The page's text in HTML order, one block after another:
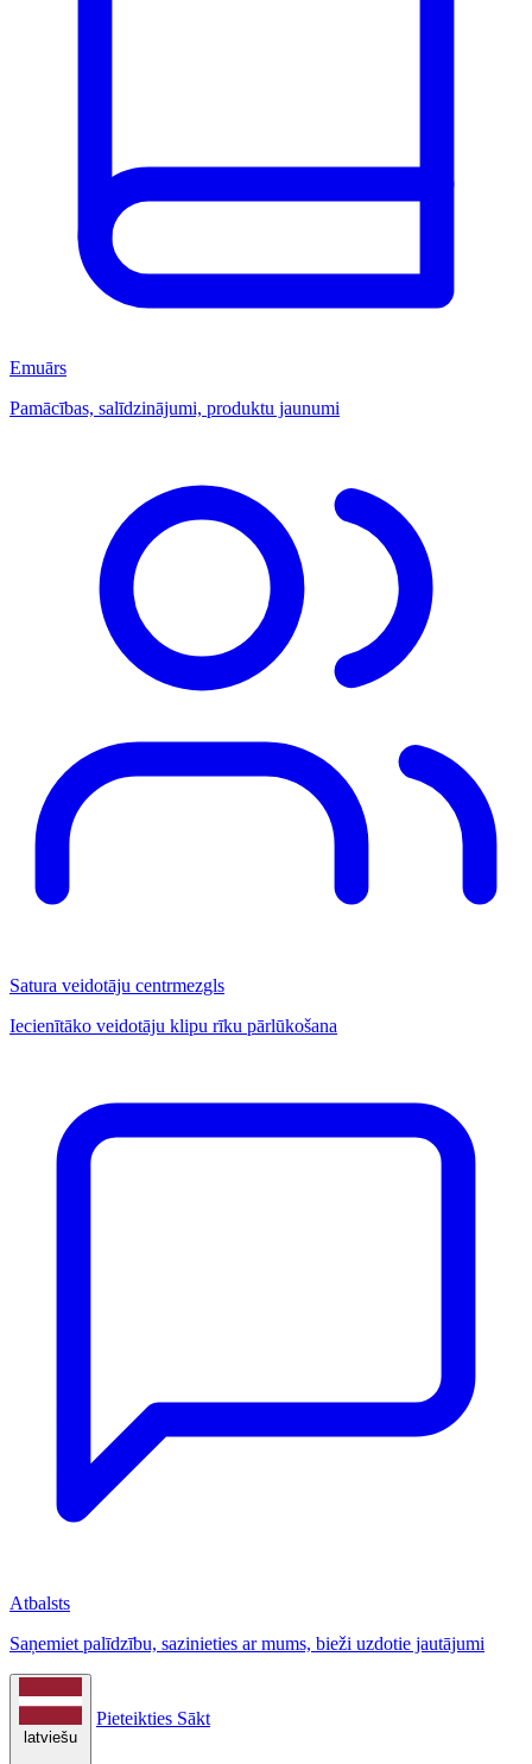
Emuārs
Pamācības, salīdzinājumi, produktu jaunumi
Satura veidotāju centrmezgls
Iecienītāko veidotāju klipu rīku pārlūkošana
Atbalsts
Saņemiet palīdzību, sazinieties ar mums, bieži uzdotie jautājumi
latviešu
Pieteikties Sākt